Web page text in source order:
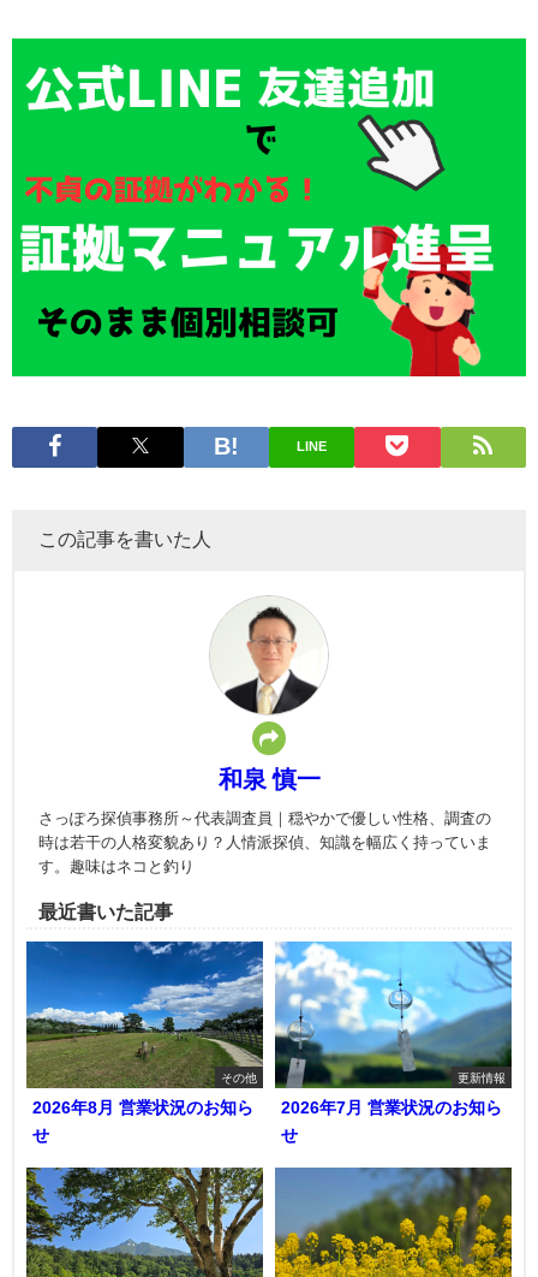
LINE
この記事を書いた人
和泉 慎一
さっぽろ探偵事務所～代表調査員｜穏やかで優しい性格、調査の
時は若干の人格変貌あり？人情派探偵、知識を幅広く持っていま
す。趣味はネコと釣り
最近書いた記事
その他
2026年8月 営業状況のお知ら
せ
更新情報
2026年7月 営業状況のお知ら
せ